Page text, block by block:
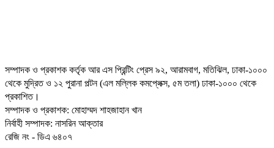
সম্পাদক ও প্রকাশক কর্তৃক আর এস প্রিন্টিং প্রেস ৯২, আরামবাগ, মতিঝিল, ঢাকা-১০০০
থেকে মুদ্রিত ও ১২ পুরানা পল্টন (এল মল্লিক কমপ্লেক্স, ৫ম তলা) ঢাকা-১০০০ থেকে
প্রকাশিত।
সম্পাদক ও প্রকাশক: মোহাম্মদ শাহজাহান খান
নির্বাহী সম্পাদক: নাসরিন আক্তার
রেজি নং - ডিএ ৬৪০৭